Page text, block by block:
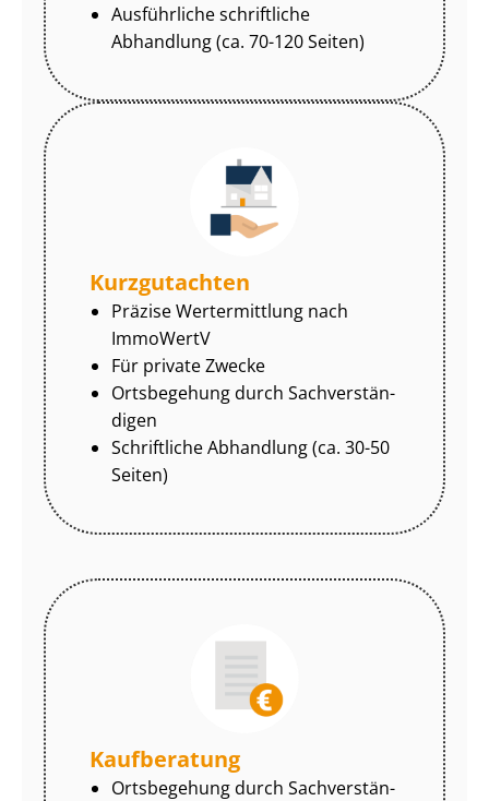
Ausführliche schriftliche
Abhandlung (ca. 70-120 Seiten)
Kurzgutachten
Präzise Wertermittlung nach
ImmoWertV
Für private Zwecke
Ortsbegehung durch Sach­ver­stän­
di­gen
Schriftliche Abhandlung (ca. 30-50
Seiten)
Kaufberatung
Ortsbegehung durch Sach­ver­stän­